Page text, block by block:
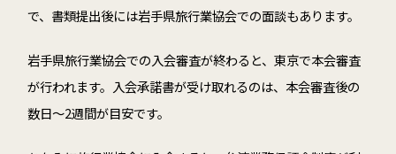
で、書類提出後には岩手県旅行業協会での面談もあります。
岩手県旅行業協会での入会審査が終わると、東京で本会審査
が行われます。入会承諾書が受け取れるのは、本会審査後の
数日～2週間が目安です。